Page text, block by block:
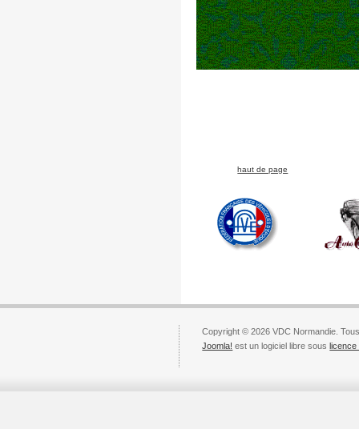
haut de page
Copyright © 2026 VDC Normandie.
Joomla! est un logiciel libre souslicence